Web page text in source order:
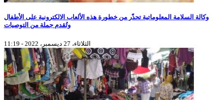
وكالة السلامة المعلوماتية تحذّر من خطورة هذه الألعاب الالكترونية على الأطفال
وتُقدم جملة من التوصيات
الثلاثاء، 27 ديسمبر، 2022 - 11:19